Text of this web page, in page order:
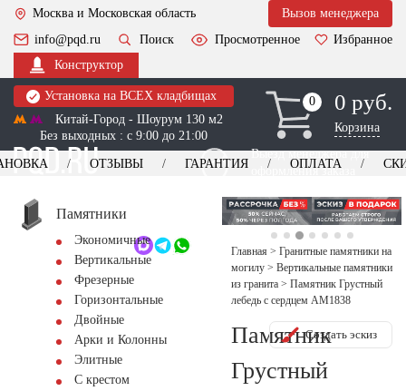
Москва и Московская область
Вызов менеджера
info@pqd.ru
Поиск Просмотренное
Избранное
Конструктор
Установка на ВСЕХ кладбищах
Китай-Город - Шоурум 130 м2
Без выходных : с 9:00 до 21:00
0
0 0 руб.
Корзина
Выезд менеджера для
оформления заказа
+7 (495) 518-44-23
Обратный звонок
ОТЗЫВЫ ГАРАНТИЯ ОПЛАТА
Памятники
Экономичные
Вертикальные
Фрезерные
Горизонтальные
Двойные
Арки и Колонны
Элитные
С крестом
Главная > Гранитные памятники на
могилу > Вертикальные памятники
из гранита > Памятник Грустный
лебедь с сердцем AM1838
Памятник
Грустный
Создать эскиз